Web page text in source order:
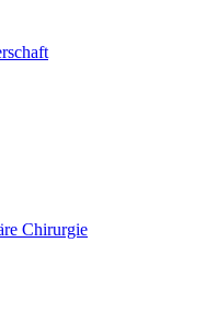
Chirurgie